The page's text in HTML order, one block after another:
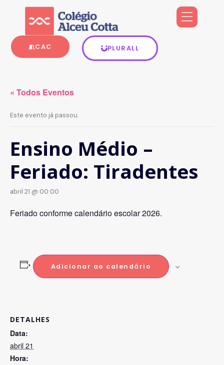
CAC PLURALL
« Todos Eventos
Este evento já passou.
Ensino Médio –
Feriado: Tiradentes
abril 21 @ 00:00
Feriado conforme calendário escolar 2026.
Adicionar ao calendário
DETALHES
Data:
abril 21
Hora: